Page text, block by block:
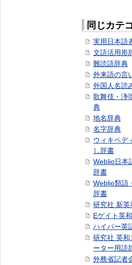
同じカテ
実用日本語
文語活用形
難読語辞典
外来語の言
外国人名読
歌舞伎・浄
典
地名辞典
名字辞典
ウィキペデ
し辞書
Weblio日本
辞書
Weblio類語
辞書
研究社 新英
Eゲイト英
ハイパー英
研究社 英和
ーター用語
外務省記者